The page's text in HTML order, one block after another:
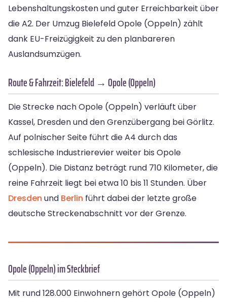
Lebenshaltungskosten und guter Erreichbarkeit über
die A2. Der Umzug Bielefeld Opole (Oppeln) zählt
dank EU-Freizügigkeit zu den planbareren
Auslandsumzügen.
Route & Fahrzeit: Bielefeld → Opole (Oppeln)
Die Strecke nach Opole (Oppeln) verläuft über
Kassel, Dresden und den Grenzübergang bei Görlitz.
Auf polnischer Seite führt die A4 durch das
schlesische Industrierevier weiter bis Opole
(Oppeln). Die Distanz beträgt rund 710 Kilometer, die
reine Fahrzeit liegt bei etwa 10 bis 11 Stunden. Über
Dresden und Berlin führt dabei der letzte große
deutsche Streckenabschnitt vor der Grenze.
Opole (Oppeln) im Steckbrief
Mit rund 128.000 Einwohnern gehört Opole (Oppeln)